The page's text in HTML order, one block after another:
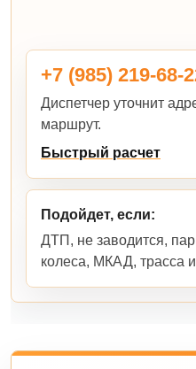
+7 (985) 219-68-
Диспетчер уточнит
маршрут.
Быстрый расчет
Подойдет, если:
ДТП, не заводится,
колеса, МКАД, трасса